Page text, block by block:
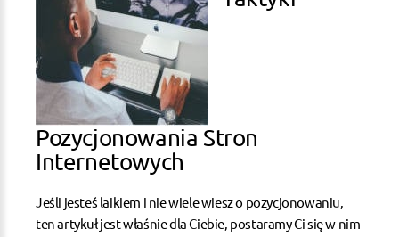
Pozycjonowania Stron
Internetowych
Jeśli jesteś laikiem i nie wiele wiesz o pozycjonowaniu,
ten artykuł jest właśnie dla Ciebie, postaramy Ci się w nim